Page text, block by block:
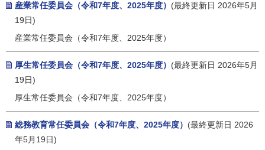
産業常任委員会（令和7年度、2025年度） (最終更新日 2026年5月
19日)
産業常任委員会（令和7年度、2025年度）
厚生常任委員会（令和7年度、2025年度） (最終更新日 2026年5月
19日)
厚生常任委員会（令和7年度、2025年度）
総務教育常任委員会（令和7年度、2025年度） (最終更新日 2026
年5月19日)